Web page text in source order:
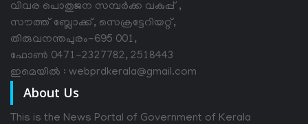
വിവര പൊതുജന സമ്പര്‍ക്ക വകുപ്പ് ,
സൗത്ത് ബ്ലോക്ക്, സെക്രട്ടേറിയറ്റ്,
തിരുവനന്തപുരം-695 001,
ഫോൺ 0471-2327782, 2518443
ഇമെയിൽ : webprdkerala@gmail.com
About Us
This is the News Portal of Government of Kerala